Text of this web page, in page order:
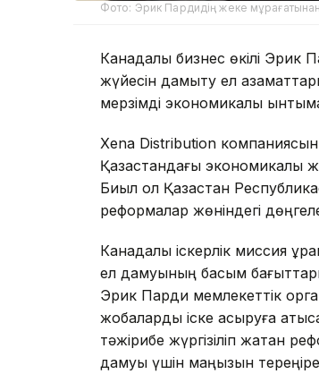
Фото: Эрик Пардидің жеке мұрағатынан
Канадалық бизнес өкілі Эрик
жүйесін дамыту ел
мерзімді экономикалық
Xena Distribution
Қазақстандағы экономикалық
Биыл ол Қазақстан
реформалар жөніндегі
Канадалық іскерлік миссия
ел дамуының басым
Эрик Парди мемлекеттік
жобаларды іске асыруға
тәжірибе жүргізіліп жатқан
дамуы үшін маңызын